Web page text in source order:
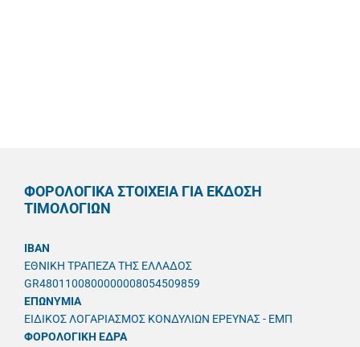
ΦΟΡΟΛΟΓΙΚΑ ΣΤΟΙΧΕΙΑ ΓΙΑ ΕΚΔΟΣΗ
ΤΙΜΟΛΟΓΙΩΝ
IBAN
ΕΘΝΙΚΗ ΤΡΑΠΕΖΑ ΤΗΣ ΕΛΛΑΔΟΣ
GR4801100800000008054509859
ΕΠΩΝΥΜΙΑ
ΕΙΔΙΚΟΣ ΛΟΓΑΡΙΑΣΜΟΣ ΚΟΝΔΥΛΙΩΝ ΕΡΕΥΝΑΣ - ΕΜΠ
ΦΟΡΟΛΟΓΙΚΗ ΕΔΡΑ